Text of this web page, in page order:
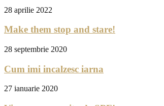
28 aprilie 2022
Make them stop and stare!
28 septembrie 2020
Cum imi incalzesc iarna
27 ianuarie 2020